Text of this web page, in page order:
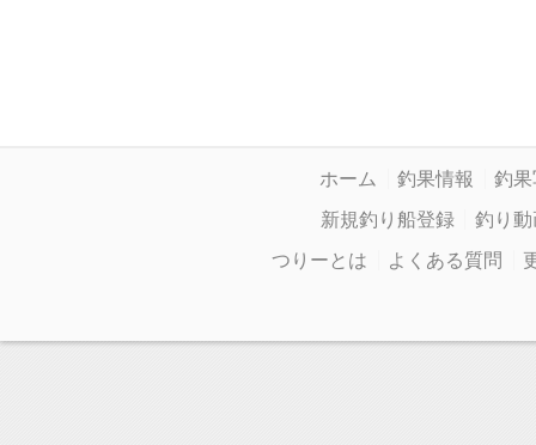
ホーム 釣果情報
釣
新規釣り船登録
釣り動
つりーとは
よくある質問